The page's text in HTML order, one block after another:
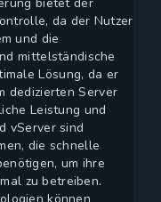
da der Nutzer
und die
mittelständische
Lösung, da er
dedizierten Server
Leistung und
vServer sind
die schnelle
um ihre
zu betreiben.